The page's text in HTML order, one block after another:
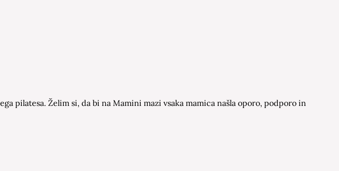
pilatesa. Želim si, da bi na Mamini mazi vsaka mamica našla oporo, podporo in